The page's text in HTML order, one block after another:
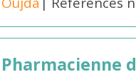
Pharmacienne